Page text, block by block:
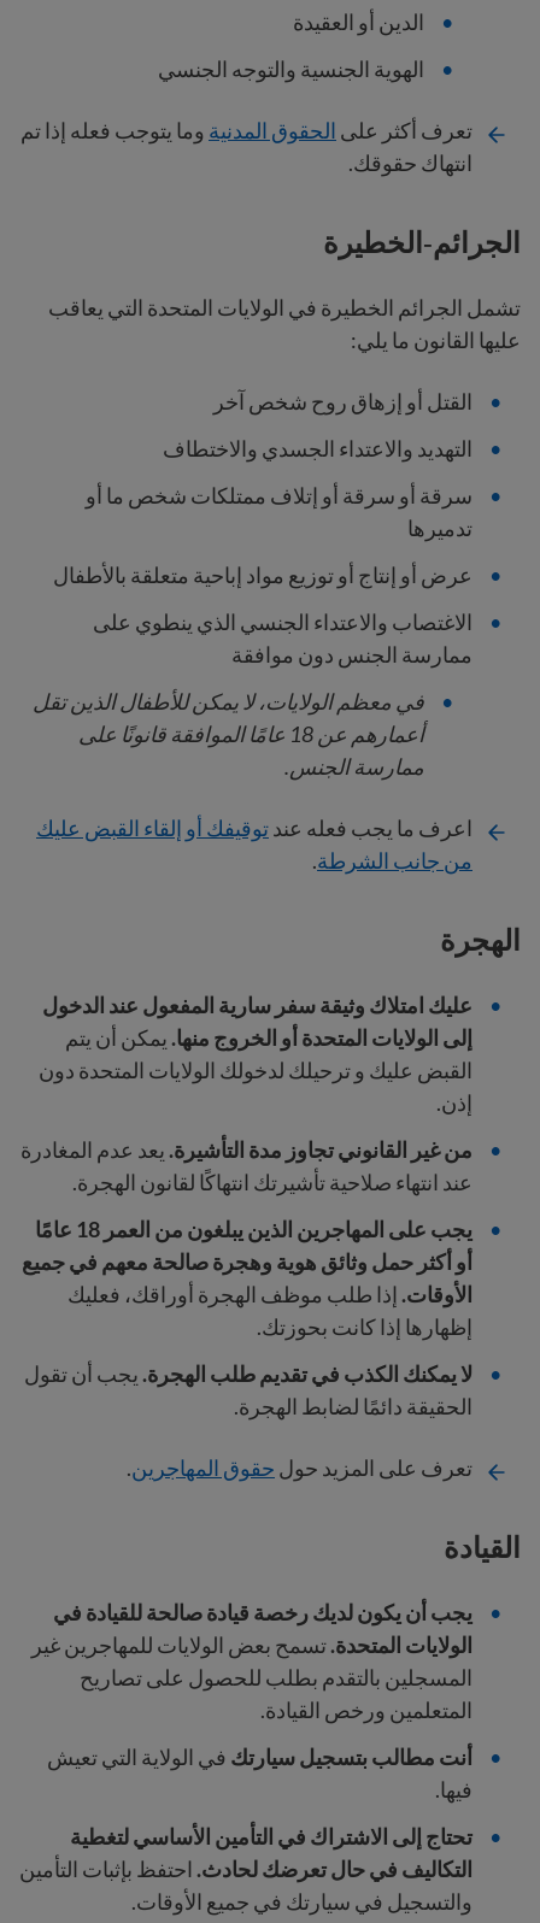
الدين أو العقيدة
الهوية الجنسية والتوجه الجنسي
تعرف أكثر على الحقوق المدنية وما يتوجب فعله إذا تم
انتهاك حقوقك.
الجرائم-الخطيرة
تشمل الجرائم الخطيرة في الولايات المتحدة التي يعاقب
عليها القانون ما يلي:
القتل أو إزهاق روح شخص آخر
التهديد والاعتداء الجسدي والاختطاف
سرقة أو سرقة أو إتلاف ممتلكات شخص ما أو
تدميرها
عرض أو إنتاج أو توزيع مواد إباحية متعلقة بالأطفال
الاغتصاب والاعتداء الجنسي الذي ينطوي على
ممارسة الجنس دون موافقة
في معظم الولايات، لا يمكن للأطفال الذين تقل
أعمارهم عن 18 عامًا الموافقة قانونًا على
ممارسة الجنس.
اعرف ما يجب فعله عندتوقيفك أو إلقاء القبض عليك
من جانب الشرطة.
الهجرة
عليك امتلاك وثيقة سفر سارية المفعول عند الدخول
إلى الولايات المتحدة أو الخروج منها.يمكن أن يتم
القبض عليك و ترحيلك لدخولك الولايات المتحدة دون
إذن.
من غير القانوني تجاوز مدة التأشيرة.يعد عدم المغادرة
عند انتهاء صلاحية تأشيرتك انتهاكًا لقانون الهجرة.
يجب على المهاجرين الذين يبلغون من العمر 18 عامًا
أو أكثر حمل وثائق هوية وهجرة صالحة معهم في جميع
الأوقات.إذا طلب موظف الهجرة أوراقك، فعليك
إظهارها إذا كانت بحوزتك.
لا يمكنك الكذب في تقديم طلب الهجرة.يجب أن تقول
الحقيقة دائمًا لضابط الهجرة.
تعرف على المزيد حول حقوق المهاجرين.
القيادة
يجب أن يكون لديك رخصة قيادة صالحة للقيادة في
الولايات المتحدة.تسمح بعض الولايات للمهاجرين غير
المسجلين بالتقدم بطلب للحصول على تصاريح
المتعلمين ورخص القيادة.
أنت مطالب بتسجيل سيارتك في الولاية التي تعيش
فيها.
تحتاج إلى الاشتراك في التأمين الأساسي لتغطية
التكاليف في حال تعرضك لحادث.احتفظ بإثبات التأمين
والتسجيل في سيارتك في جميع الأوقات.